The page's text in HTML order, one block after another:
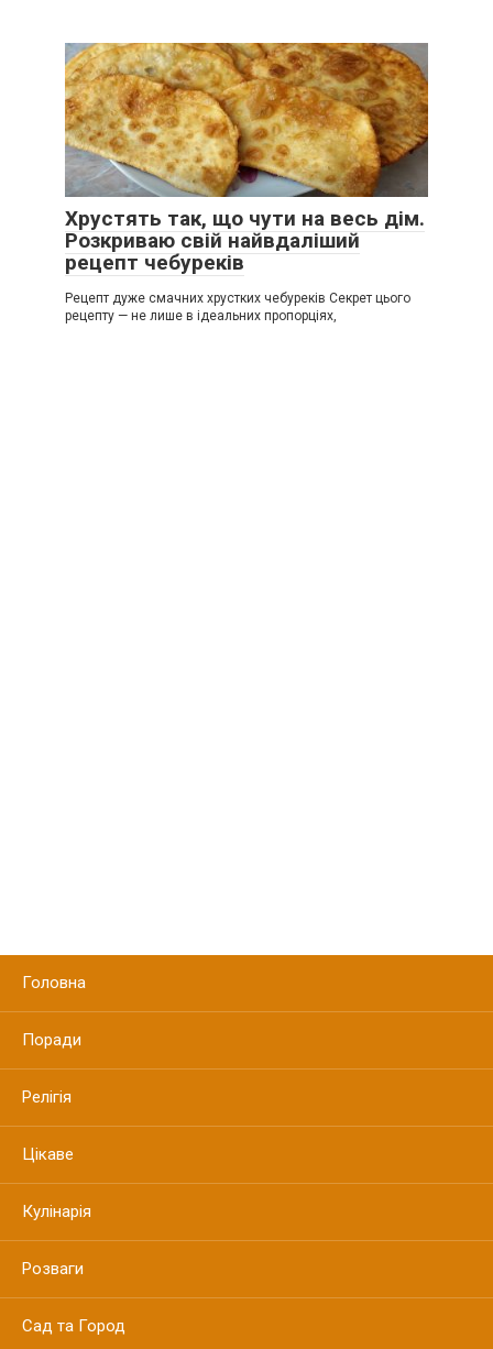
Хрустять так, що чути на весь дім.
Розкриваю свій найвдаліший
рецепт чебуреків
Рецепт дуже смачних хрустких чебуреків Секрет цього
рецепту — не лише в ідеальних пропорціях,
Головна
Поради
Релігія
Цікаве
Кулінарія
Розваги
Сад та Город